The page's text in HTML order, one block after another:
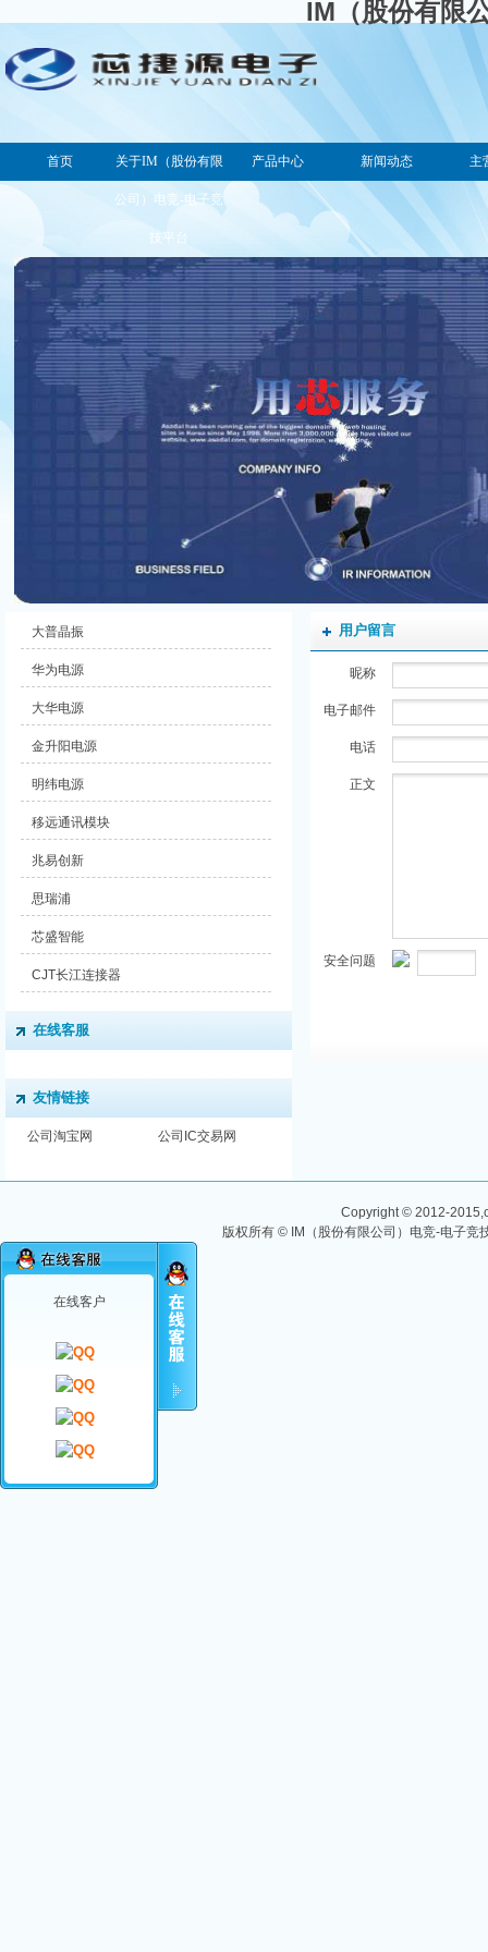
IM（股份有限
首页 关于IM（股份有限
公司）电竞-电子竞
技平台
产品中心 新闻动态 主
用户留言
昵称
电子邮件
电话
正文
安全问题
大普晶振
华为电源
大华电源
金升阳电源
明纬电源
移远通讯模块
兆易创新
思瑞浦
芯盛智能
CJT长江连接器
在线客服
友情链接
公司淘宝网 公司IC交易网
Copyright © 2012-
版权所有 © IM（股份有限公司）电竞-电子
在线客户